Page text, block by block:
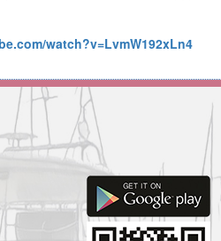
watch?v=LvmW192xLn4